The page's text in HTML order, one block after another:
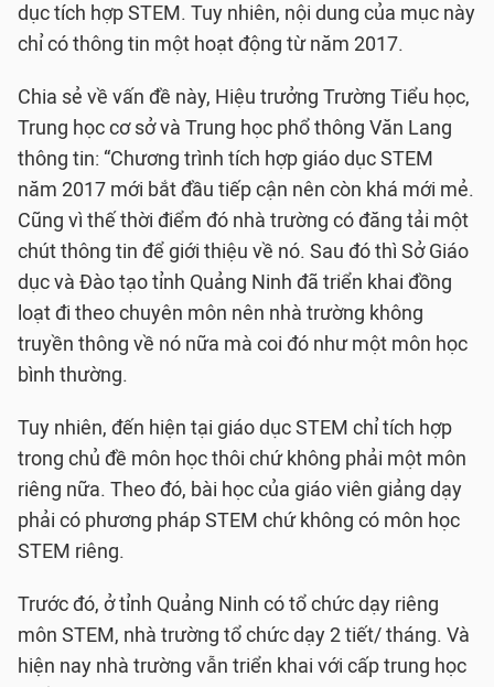
dục tích hợp STEM. Tuy nhiên, nội dung của mục này
chỉ có thông tin một hoạt động từ năm 2017.
Chia sẻ về vấn đề này, Hiệu trưởng Trường Tiểu học,
Trung học cơ sở và Trung học phổ thông Văn Lang
thông tin: “Chương trình tích hợp giáo dục STEM
năm 2017 mới bắt đầu tiếp cận nên còn khá mới mẻ.
Cũng vì thế thời điểm đó nhà trường có đăng tải một
chút thông tin để giới thiệu về nó. Sau đó thì Sở Giáo
dục và Đào tạo tỉnh Quảng Ninh đã triển khai đồng
loạt đi theo chuyên môn nên nhà trường không
truyền thông về nó nữa mà coi đó như một môn học
bình thường.
Tuy nhiên, đến hiện tại giáo dục STEM chỉ tích hợp
trong chủ đề môn học thôi chứ không phải một môn
riêng nữa. Theo đó, bài học của giáo viên giảng dạy
phải có phương pháp STEM chứ không có môn học
STEM riêng.
Trước đó, ở tỉnh Quảng Ninh có tổ chức dạy riêng
môn STEM, nhà trường tổ chức dạy 2 tiết/ tháng. Và
hiện nay nhà trường vẫn triển khai với cấp trung học